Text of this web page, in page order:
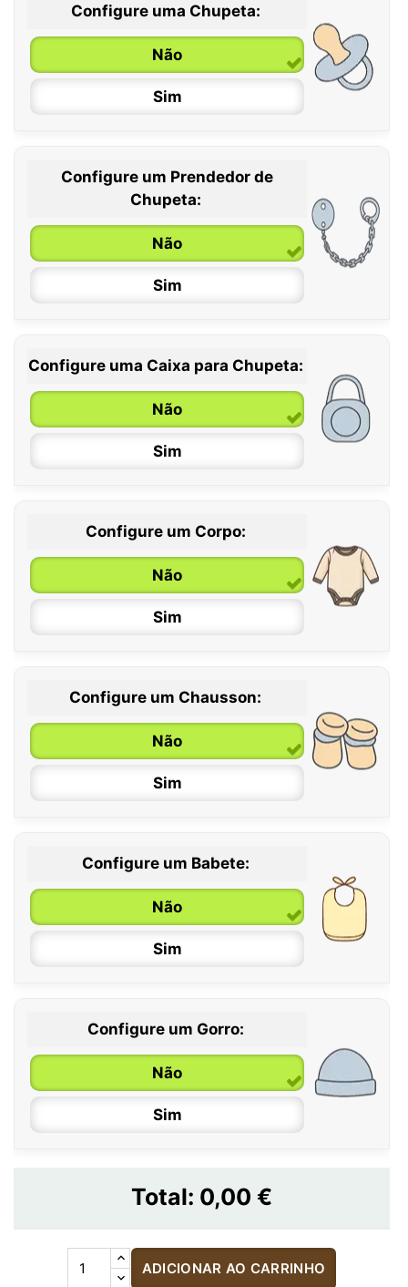
Configure uma Chupeta:
Não
Sim
0 / 6 meses
6 / 36 meses
Configure um Prendedor de
Chupeta:
Não
Sim
Configure uma Caixa para Chupeta:
Não
Sim
Configure um Corpo:
Não
Sim
0 / 6 meses
6 / 12 meses
12 / 18 meses
Configure um Chausson:
Não
Sim
Configure um Babete:
Não
Sim
Configure um Gorro:
Não
Sim
Total: 0,00 €
ADICIONAR AO CARRINHO